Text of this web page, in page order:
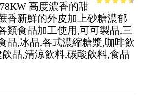
of 5
高度濃香的甜
香新鮮的外皮加上砂糖濃郁
類食品加工使用,可可製品,三
品,冰品,各式濃縮糖漿,咖啡飲
品,清涼飲料,碳酸飲料,食品